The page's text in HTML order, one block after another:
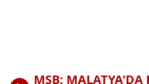
MSB: MALATYA'DA